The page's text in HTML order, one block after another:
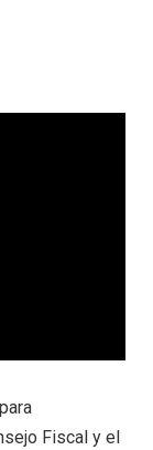
Fiscal y el